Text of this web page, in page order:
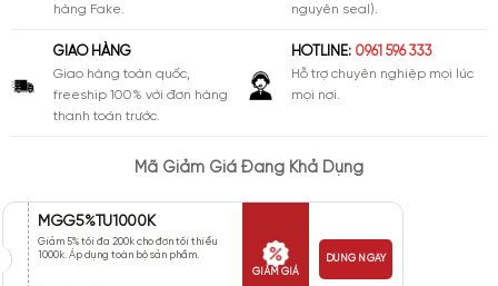
hàng Fake.
nguyên seal).
GIAO HÀNG
Giao hàng toàn quốc,
freeship 100% với đơn hàng
thanh toán trước.
HOTLINE: 0961 596 333
Hỗ trợ chuyên nghiệp mọi lúc
mọi nơi.
Mã Giảm Giá Đang Khả Dụng
MGG5%TU1000K
Giảm 5% tối đa 200k cho đơn tối thiểu
1000k. Áp dụng toàn bộ sản phẩm.
GIẢM GIÁ
DÙNG NGAY